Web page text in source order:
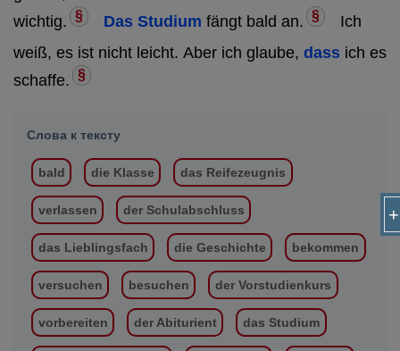
+
wichtig. § Das Studium fängt bald an. §
Ich
weiß, es ist nicht leicht. Aber ich glaube, dass ich es
schaffe. §
Слова к тексту
bald die Klasse das Reifezeugnis
verlassen der Schulabschluss
das Lieblingsfach die Geschichte bekommen
versuchen besuchen der Vorstudienkurs
vorbereiten der Abiturient das Studium